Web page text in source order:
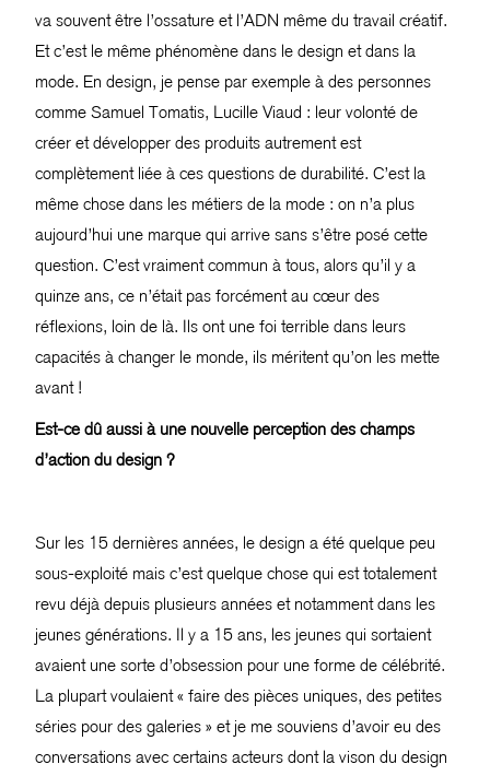
va souvent être l’ossature et l’ADN même du travail créatif.
Et c’est le même phénomène dans le design et dans la
mode. En design, je pense par exemple à des personnes
comme Samuel Tomatis, Lucille Viaud : leur volonté de
créer et développer des produits autrement est
complètement liée à ces questions de durabilité. C’est la
même chose dans les métiers de la mode : on n’a plus
aujourd’hui une marque qui arrive sans s’être posé cette
question. C’est vraiment commun à tous, alors qu’il y a
quinze ans, ce n’était pas forcément au cœur des
réflexions, loin de là. Ils ont une foi terrible dans leurs
capacités à changer le monde, ils méritent qu’on les mette
avant !
Est-ce dû aussi à une nouvelle perception des champs
d’action du design ?
Sur les 15 dernières années, le design a été quelque peu
sous-exploité mais c’est quelque chose qui est totalement
revu déjà depuis plusieurs années et notamment dans les
jeunes générations. Il y a 15 ans, les jeunes qui sortaient
avaient une sorte d’obsession pour une forme de célébrité.
La plupart voulaient « faire des pièces uniques, des petites
séries pour des galeries » et je me souviens d’avoir eu des
conversations avec certains acteurs dont la vison du design